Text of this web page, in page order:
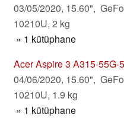
03/05/2020, 15.60",
10210U, 2 kg
» 1 kütüphane
Acer Aspire 3 A315-55G-
04/06/2020, 15.60",
10210U, 1.9 kg
» 1 kütüphane